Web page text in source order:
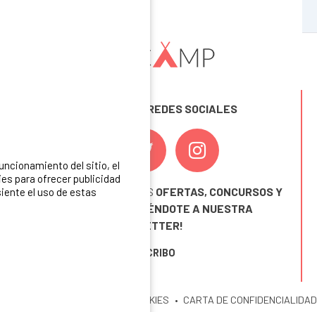
SÍGUENOS EN LAS REDES SOCIALES
¡ Y NO TE PIERDAS NUESTRAS OFERTAS, CONCURSOS Y
INSCRIBIÉNDOTE A NUESTRA
NEWSLETTER!
ME INSCRIBO
COOKIES CARTA DE CONFIDENCIALIDAD
del sitio, el
para ofrecer publicidad
el uso de estas